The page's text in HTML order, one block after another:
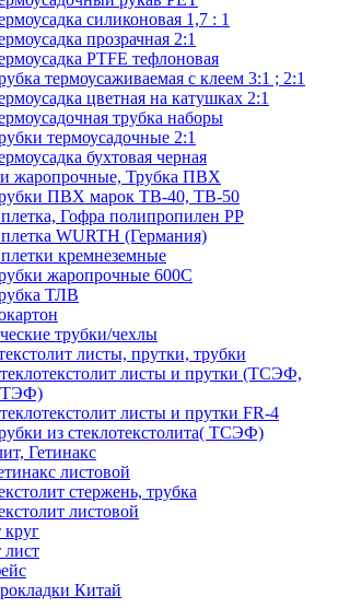
силиконовая 1,7 : 1
прозрачная 2:1
PTFE тефлоновая
термоусаживаемая с клеем 3:1 ; 2:1
цветная на катушках 2:1
трубка наборы
термоусадочные 2:1
бухтовая черная
жаропрочные, Трубка ПВХ
ПВХ марок ТВ-40, ТВ-50
Гофра полипропилен PP
WURTH (Германия)
кремнеземные
жаропрочные 600С
ТЛВ
трубки/чехлы
листы, прутки, трубки
листы и прутки (ТСЭФ,
листы и прутки FR-4
из стеклотекстолита( ТСЭФ)
Гетинакс
листовой
стержень, трубка
листовой
Китай